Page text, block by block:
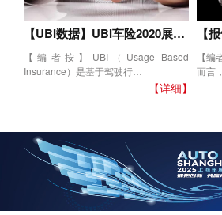
【UBI数据】UBI车险2020展…
【编者按】UBI（Usage Based
Insurance）是基于驾驶行…
【详细】
【
【
而言